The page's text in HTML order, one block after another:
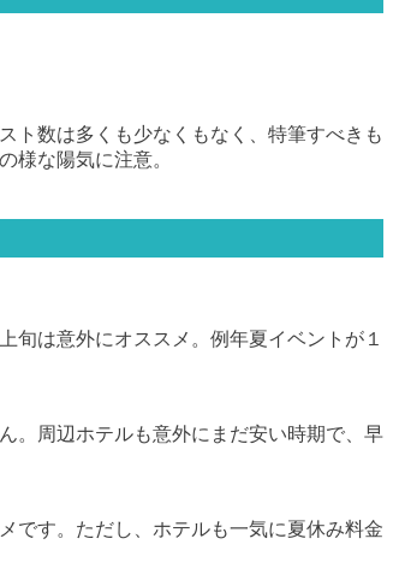
ト数は多くも少なくもなく、特筆すべきも
様な陽気に注意。
旬は意外にオススメ。例年夏イベントが１
。周辺ホテルも意外にまだ安い時期で、早
です。ただし、ホテルも一気に夏休み料金